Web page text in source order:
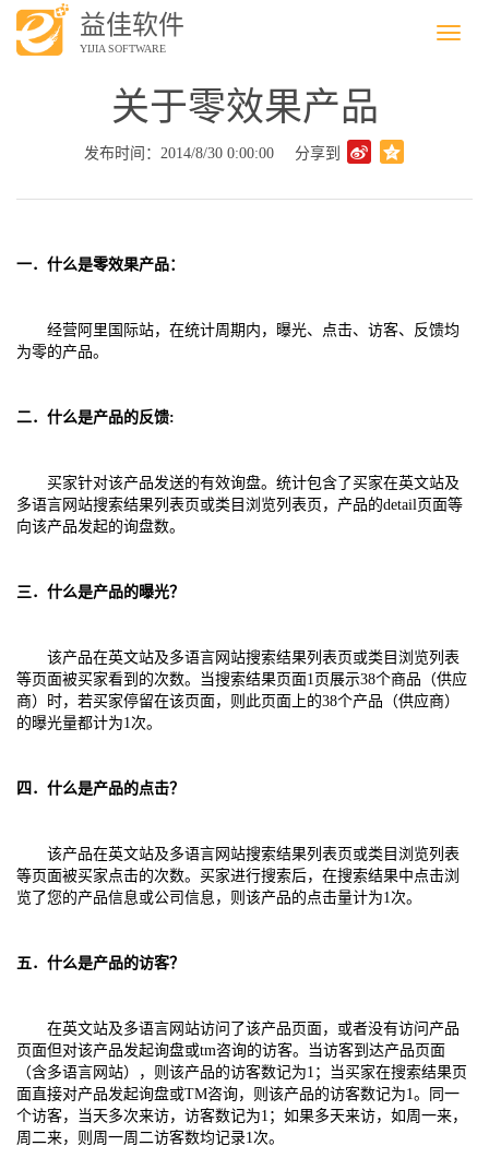
Menu
益佳软件
YIJIA SOFTWARE
关于零效果产品
发布时间：2014/8/30 0:00:00 分享到
一． 什么是零效果产品：
经营阿里国际站，在统计周期内，曝光、点击、访客、反馈均
为零的产品。
二． 什么是产品的反馈:
买家针对该产品发送的有效询盘。统计包含了买家在英文站及
多语言网站搜索结果列表页或类目浏览列表页，产品的detail页面等
向该产品发起的询盘数。
三． 什么是产品的曝光？
该产品在英文站及多语言网站搜索结果列表页或类目浏览列表
等页面被买家看到的次数。当搜索结果页面1页展示38个商品（供应
商）时，若买家停留在该页面，则此页面上的38个产品（供应商）
的曝光量都计为1次。
四．什么是产品的点击？
该产品在英文站及多语言网站搜索结果列表页或类目浏览列表
等页面被买家点击的次数。买家进行搜索后，在搜索结果中点击浏
览了您的产品信息或公司信息，则该产品的点击量计为1次。
五．什么是产品的访客？
在英文站及多语言网站访问了该产品页面，或者没有访问产品
页面但对该产品发起询盘或tm咨询的访客。当访客到达产品页面
（含多语言网站），则该产品的访客数记为1；当买家在搜索结果页
面直接对产品发起询盘或TM咨询，则该产品的访客数记为1。同一
个访客，当天多次来访，访客数记为1；如果多天来访，如周一来，
周二来，则周一周二访客数均记录1次。